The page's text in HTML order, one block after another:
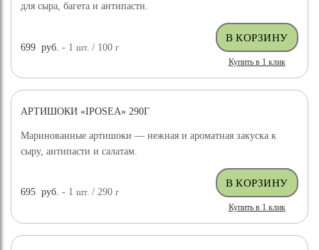
для сыра, багета и антипасти.
699 руб. - 1шт. / 100г
Купить в 1 клик
АРТИШОКИ «IPOSEA» 290Г
Маринованные артишоки — нежная и ароматная закуска к
сыру, антипасти и салатам.
695 руб. - 1шт. / 290г
Купить в 1 клик